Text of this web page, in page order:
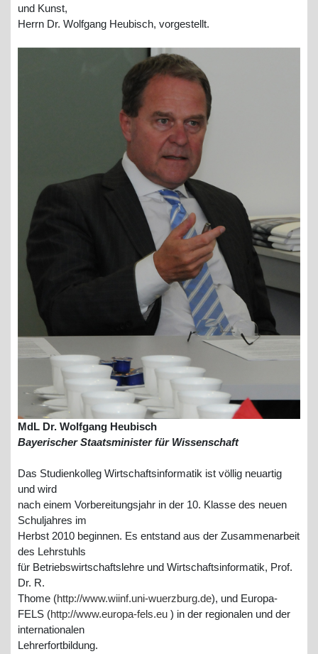
und Kunst,
Herrn Dr. Wolfgang Heubisch, vorgestellt.
MdL Dr. Wolfgang Heubisch
Bayerischer Staatsminister für Wissenschaft
Das Studienkolleg Wirtschaftsinformatik ist völlig neuartig
und wird
nach einem Vorbereitungsjahr in der 10. Klasse des neuen
Schuljahres im
Herbst 2010 beginnen. Es entstand aus der Zusammenarbeit
des Lehrstuhls
für Betriebswirtschaftslehre und Wirtschaftsinformatik, Prof.
Dr. R.
Thome (http://www.wiinf.uni-wuerzburg.de), und Europa-
FELS (http://www.europa-fels.eu ) in der regionalen und der
internationalen
Lehrerfortbildung.